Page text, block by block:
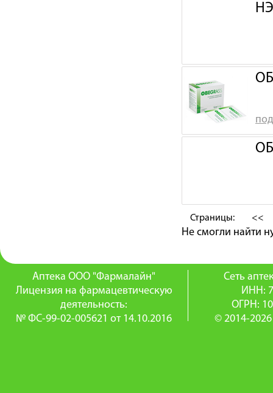
Страницы: <<
Не смогли найти
Аптека ООО "Фармалайн"
Лицензия на фармацевтическую
деятельность:
№ ФС-99-02-005621 от 14.10.2016
Сеть
ИНН:
ОГРН:
© 2014-